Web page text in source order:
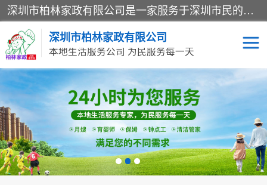
深圳市柏林家政有限公司是一家服务于深圳市民的专业家政公司。致力于为客户提供高质量、多维度的家庭服务，包括养老、母婴、月嫂育婴早教、康复理疗、家电清洗和保洁等方面的专业服务。
深圳市柏林家政有限公司
本地生活服务公司 为民服务每一天
家居保洁 护工月嫂
家庭保姆 家政服务